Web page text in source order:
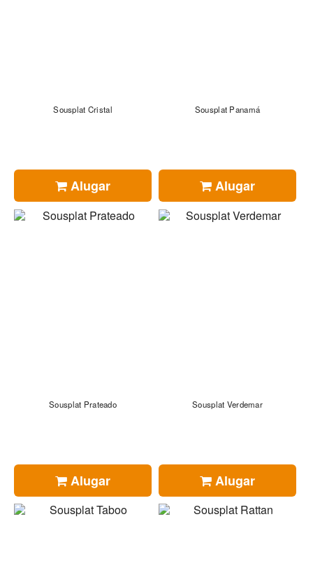
Sousplat Cristal
Alugar
Sousplat Panamá
Alugar
Sousplat Prateado
Alugar
Sousplat Verdemar
Alugar